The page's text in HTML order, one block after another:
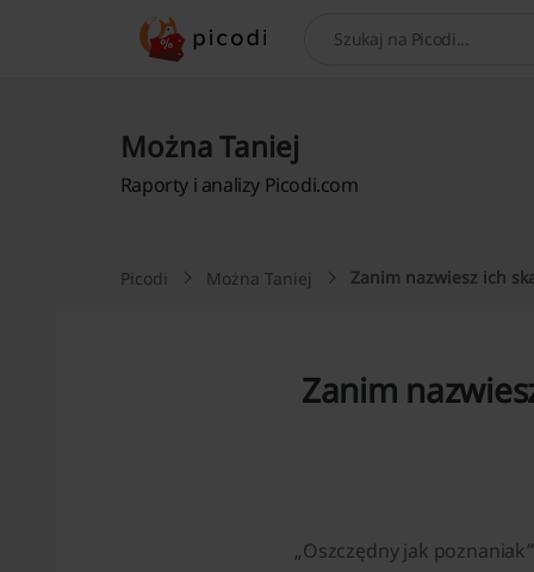
Szukaj
Można Taniej
Raporty i analizy Picodi.com
Picodi Można Taniej Zanim nazwiesz ich
Zanim
„Oszczędny jak